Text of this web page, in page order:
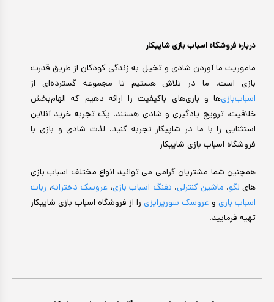
درباره فروشگاه اسباب بازی شاپیکار
ماموریت ما آوردن شادی و تخیل به زندگی کودکان از طریق قدرت
بازی است. ما در تلاش هستیم تا مجموعه گسترده‌ای از
اسباب‌بازی‌ها و بازی‌های باکیفیت را ارائه دهیم که الهام‌بخش
خلاقیت، ترویج یادگیری و شادی هستند. یک تجربه خرید آنلاین
استثنایی را با ما در شاپیکار تجربه کنید. لذت شادی و بازی با
فروشگاه اسباب بازی شاپیکار
همچنین شما مشتریان گرامی می توانید انواع مختلف اسباب بازی
های لگو، ماشین کنترلی،تفنگ اسباب بازی، عروسک دخترانه، ربات
اسباب بازی و عروسک سورپرایزی را از فروشگاه اسباب بازی شاپیکار
تهیه فرمایید.